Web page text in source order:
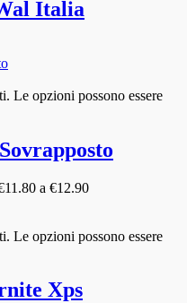
Italia
Le opzioni possono essere
a €12.90
Le opzioni possono essere
Xps